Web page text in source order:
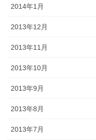
2014年1月
2013年12月
2013年11月
2013年10月
2013年9月
2013年8月
2013年7月